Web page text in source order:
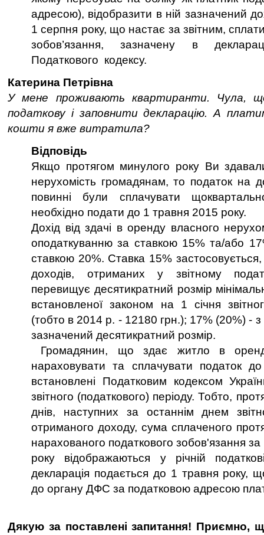
адресою), відобразити в ній зазначений
1 серпня року, що настає за звітним,
зобов’язання, зазначену в
Податкового кодексу.
Катерина Петрівна
У мене проживають квартиранти. Чула,
податкову і заповнити декларацію. А
кошти я вже витратила?
Відповідь
Якщо протягом минулого року Ви
нерухомість громадянам, то податок на
повинні були сплачувати
необхідно подати до 1 травня 2015 року.
Дохід від здачі в оренду власного
оподаткуванню за ставкою 15% та/або
ставкою 20%. Ставка 15%
доходів, отриманих у звітному
перевищує десятикратний розмір
встановленої законом на 1 січня
(тобто в 2014 р. - 12180 грн.); 17% (20%) -
зазначений десятикратний розмір.
Громадянин, що здає житло в
нараховувати та сплачувати податок
встановлені Податковим кодексом
звітного (податкового) періоду. Тобто,
днів, наступних за останнім днем
отриманого доходу, сума сплаченого
нарахованого податкового зобов'язання
року відображаються у річній
декларація подається до 1 травня року,
до органу ДФС за податковою адресою
Дякую за поставлені запитання! Приємно,